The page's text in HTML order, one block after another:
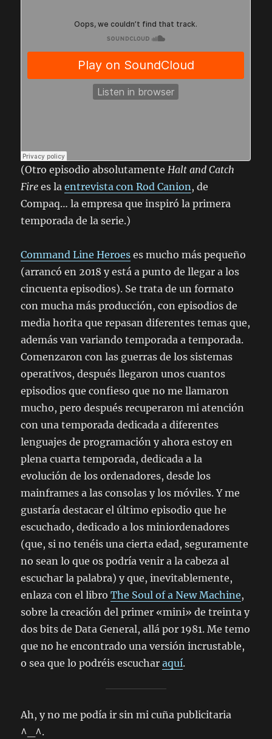
(Otro episodio absolutamenteHalt and Catch
Fire es laentrevista con Rod Canion, de
Compaq… la empresa que inspiró la primera
temporada de la serie.)
Command Line Heroes es mucho más pequeño
(arrancó en 2018 y está a punto de llegar a los
cincuenta episodios). Se trata de un formato
con mucha más producción, con episodios de
media horita que repasan diferentes temas que,
además van variando temporada a temporada.
Comenzaron con las guerras de los sistemas
operativos, después llegaron unos cuantos
episodios que confieso que no me llamaron
mucho, pero después recuperaron mi atención
con una temporada dedicada a diferentes
lenguajes de programación y ahora estoy en
plena cuarta temporada, dedicada a la
evolución de los ordenadores, desde los
mainframes a las consolas y los móviles. Y me
gustaría destacar el último episodio que he
escuchado, dedicado a los miniordenadores
(que, si no tenéis una cierta edad, seguramente
no sean lo que os podría venir a la cabeza al
escuchar la palabra) y que, inevitablemente,
enlaza con el libroThe Soul of a New Machine,
sobre la creación del primer «mini» de treinta y
dos bits de Data General, allá por 1981. Me temo
que no he encontrado una versión incrustable,
o sea que lo podréis escucharaquí.
Ah, y no me podía ir sin mi cuña publicitaria
^_^.